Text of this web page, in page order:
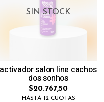
SIN STOCK
activador salon line cachos
dos sonhos
$20.767,50
HASTA 12 CUOTAS